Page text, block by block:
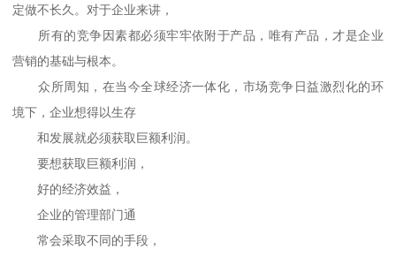
定做不长久。对于企业来讲，
所有的竞争因素都必须牢牢依附于产品，唯有产品，才是企业
营销的基础与根本。
众所周知，在当今全球经济一体化，市场竞争日益激烈化的环
境下，企业想得以生存
和发展就必须获取巨额利润。
要想获取巨额利润，
好的经济效益，
企业的管理部门通
常会采取不同的手段，